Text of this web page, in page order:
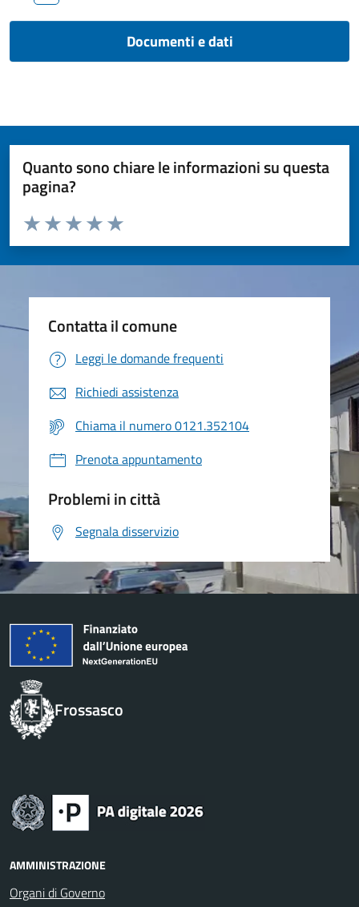
Documenti e dati
Quanto sono chiare le informazioni su questa
pagina?
Valuta da 1 a 5 stelle la pagina
Valuta 5 stelle su 5
Valuta 4 stelle su 5
Valuta 3 stelle su 5
Valuta 2 stelle su 5
Valuta 1 stelle su 5
Contatta il comune
Leggi le domande frequenti
Richiedi assistenza
Chiama il numero 0121.352104
Prenota appuntamento
Problemi in città
Segnala disservizio
Frossasco
AMMINISTRAZIONE
Organi di Governo